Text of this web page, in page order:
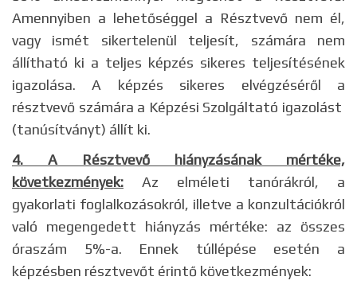
Amennyiben a lehetőséggel a Résztvevő nem él,
vagy ismét sikertelenül teljesít, számára nem
állítható ki a teljes képzés sikeres teljesítésének
igazolása. A képzés sikeres elvégzéséről a
résztvevő számára a Képzési Szolgáltató igazolást
(tanúsítványt) állít ki.
4. A Résztvevő hiányzásának mértéke,
következmények: Az elméleti tanórákról, a
gyakorlati foglalkozásokról, illetve a konzultációkról
való megengedett hiányzás mértéke: az összes
óraszám 5%-a. Ennek túllépése esetén a
képzésben résztvevőt érintő következmények: